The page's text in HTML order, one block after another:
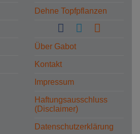
Dehne Topfpflanzen
Über Gabot
Kontakt
Impressum
Haftungsausschluss
(Disclaimer)
Datenschutzerklärung